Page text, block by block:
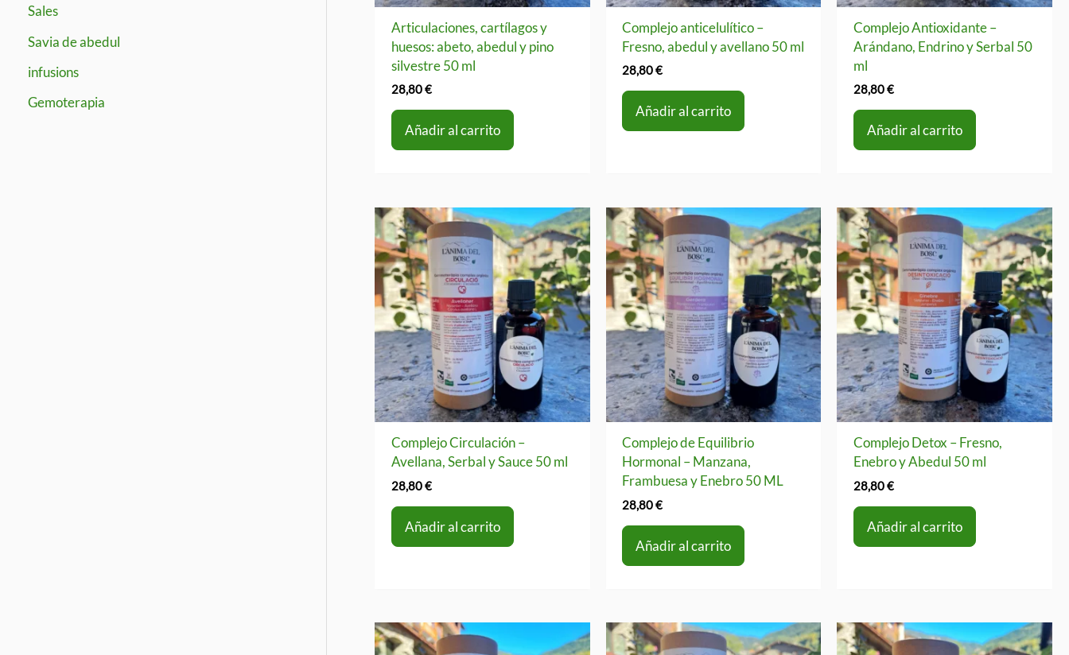
Sales
Savia de abedul
infusions
Gemoterapia
Articulaciones, cartílagos y
huesos: abeto, abedul y pino
silvestre 50 ml
28,80€
Añadir al carrito
Complejo anticelulítico –
Fresno, abedul y avellano 50 ml
28,80€
Añadir al carrito
Complejo Antioxidante –
Arándano, Endrino y Serbal 50
ml
28,80€
Añadir al carrito
Complejo Circulación –
Avellana, Serbal y Sauce 50 ml
28,80€
Añadir al carrito
Complejo de Equilibrio
Hormonal – Manzana,
Frambuesa y Enebro 50 ML
28,80€
Añadir al carrito
Complejo Detox – Fresno,
Enebro y Abedul 50 ml
28,80€
Añadir al carrito